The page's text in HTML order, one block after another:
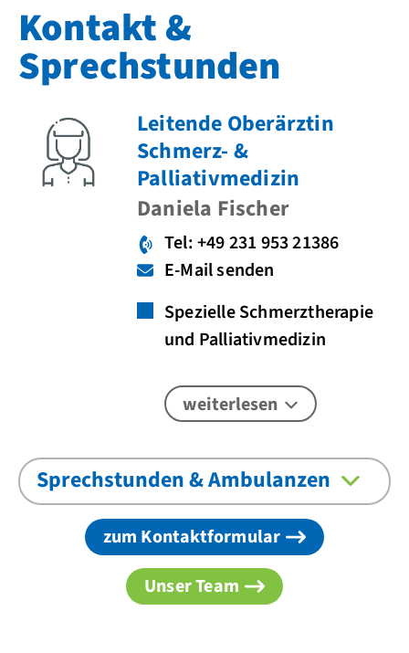
Kontakt &
Sprechstunden
Leitende Oberärztin
Schmerz- &
Palliativmedizin
Daniela Fischer
Tel: +49 231 953 21386
E-Mail senden
Spezielle Schmerztherapie
und Palliativmedizin
weiterlesen
Sprechstunden & Ambulanzen
zum Kontaktformular
Unser Team